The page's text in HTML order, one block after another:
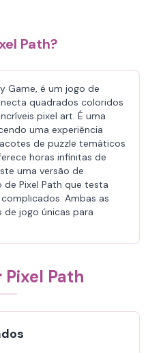
Path?
Game, é um jogo de
quadrados coloridos
pixel art. É uma
uma experiência
de puzzle temáticos
horas infinitas de
uma versão de
Pixel Path que testa
Ambas as
de jogo únicas para
Pixel Path